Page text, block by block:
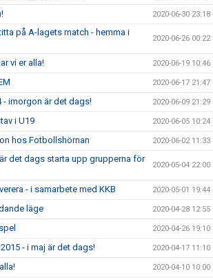
2020-06-30 23:18
på A-lagets match - hemma i
2020-06-26 00:22
vi er alla! 2020-06-19 10:46
2020-06-17 21:47
- imorgon är det dags! 2020-06-09 21:29
i U19 2020-06-05 10:24
hos Fotbollshörnan 2020-06-02 11:33
det dags starta upp grupperna för
2020-05-04 22:00
- i samarbete med KKB 2020-05-01 19:44
läge 2020-04-28 12:55
2020-04-26 19:10
- i maj är det dags! 2020-04-17 11:10
2020-04-10 10:00